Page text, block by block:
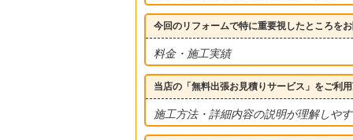
今回のリフォームで特に重要視したところを
料金・施工実績
当店の「無料出張お見積りサービス」をご利
施工方法・詳細内容の説明が理解しやす